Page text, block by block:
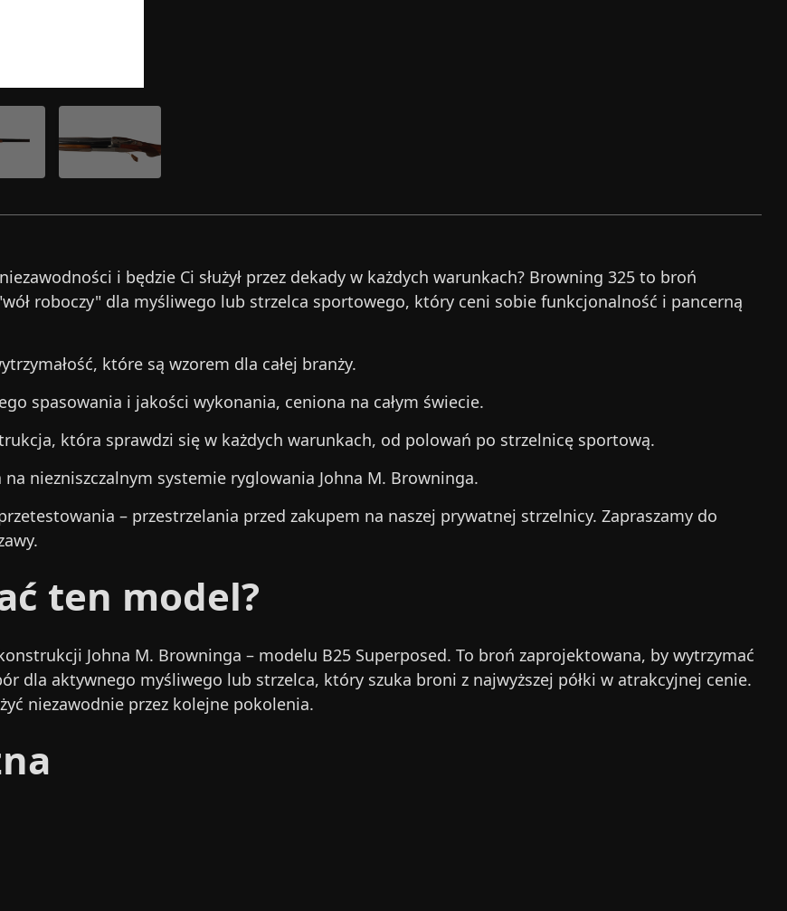
i będzie Ci służył przez dekady w każdych warunkach? Browning 325 to broń
roboczy" dla myśliwego lub strzelca sportowego, który ceni sobie funkcjonalność i pancerną
które są wzorem dla całej branży.
spasowania i jakości wykonania, ceniona na całym świecie.
która sprawdzi się w każdych warunkach, od polowań po strzelnicę sportową.
niezniszczalnym systemie ryglowania Johna M. Browninga.
– przestrzelania przed zakupem na naszej prywatnej strzelnicy. Zapraszamy do
ten model?
Johna M. Browninga – modelu B25 Superposed. To broń zaprojektowana, by wytrzymać
dla aktywnego myśliwego lub strzelca, który szuka broni z najwyższej półki w atrakcyjnej cenie.
niezawodnie przez kolejne pokolenia.